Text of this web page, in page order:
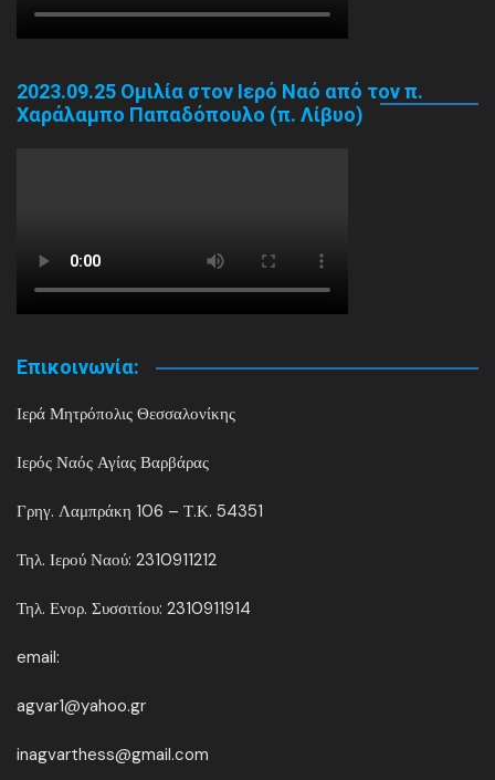
2023.09.25 Ομιλία στον Ιερό Ναό από τον π.
Χαράλαμπο Παπαδόπουλο (π. Λίβυο)
Επικοινωνία:
Ιερά Μητρόπολις Θεσσαλονίκης
Ιερός Ναός Αγίας Βαρβάρας
Γρηγ. Λαμπράκη 106 – Τ.Κ. 54351
Τηλ. Ιερού Ναού: 2310911212
Τηλ. Ενορ. Συσσιτίου: 2310911914
email:
agvar1@yahoo.gr
inagvarthess@gmail.com